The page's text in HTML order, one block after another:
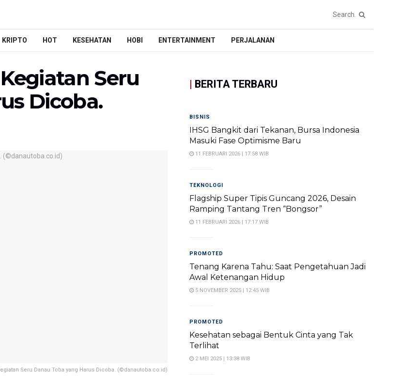
KRIPTO HOT KESEHATAN HOBI ENTERTAINMENT PERJALANAN
Seru
Dicoba.
Seru Danau Toba yang Harus Dicoba. (©danautoba.co.id)
| BERITA TERBARU
BISNIS
IHSG Bangkit dari Tekanan, Bursa Indonesia
Masuki Fase Optimisme Baru
11 FEBRUARI 2026 | 17:58 WIB
TEKNOLOGI
Flagship Super Tipis Guncang 2026, Desain
Ramping Tantang Tren “Bongsor”
11 FEBRUARI 2026 | 17:17 WIB
PROMOTED
Tenang Karena Tahu: Saat Pengetahuan Jadi
Awal Ketenangan Hidup
5 NOVEMBER 2025 | 12:45 WIB
PROMOTED
Kesehatan sebagai Bentuk Cinta yang Tak
Terlihat
2 MEI 2025 | 13:38 WIB